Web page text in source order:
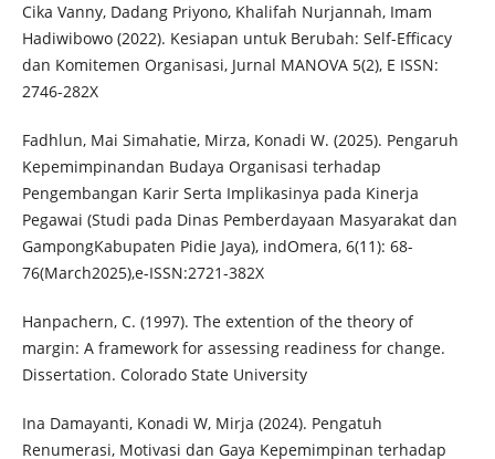
Cika Vanny, Dadang Priyono, Khalifah Nurjannah, Imam
Hadiwibowo (2022). Kesiapan untuk Berubah: Self-Efficacy
dan Komitemen Organisasi, Jurnal MANOVA 5(2), E ISSN:
2746-282X
Fadhlun, Mai Simahatie, Mirza, Konadi W. (2025). Pengaruh
Kepemimpinandan Budaya Organisasi terhadap
Pengembangan Karir Serta Implikasinya pada Kinerja
Pegawai (Studi pada Dinas Pemberdayaan Masyarakat dan
GampongKabupaten Pidie Jaya), indOmera, 6(11): 68-
76(March2025),e-ISSN:2721-382X
Hanpachern, C. (1997). The extention of the theory of
margin: A framework for assessing readiness for change.
Dissertation. Colorado State University
Ina Damayanti, Konadi W, Mirja (2024). Pengatuh
Renumerasi, Motivasi dan Gaya Kepemimpinan terhadap